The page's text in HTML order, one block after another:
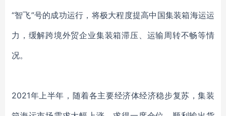
“智飞”号的成功运行，将极大程度提高中国集装箱海运运
力，缓解跨境外贸企业集装箱滞压、运输周转不畅等情
况。
2021年上半年，随着各主要经济体经济稳步复苏，集装